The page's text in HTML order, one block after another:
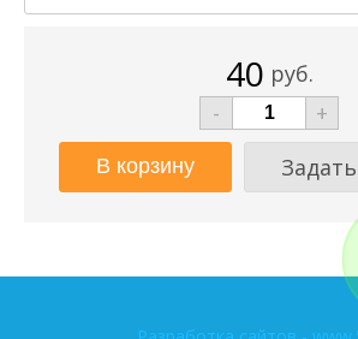
40 руб.
-
+